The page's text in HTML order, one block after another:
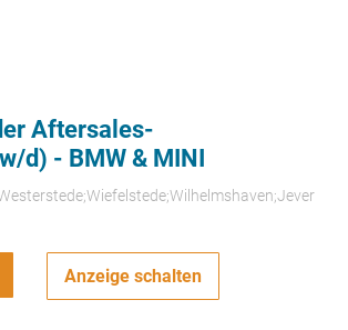
Aftersales-
d) - BMW & MINI
Anzeige schalten